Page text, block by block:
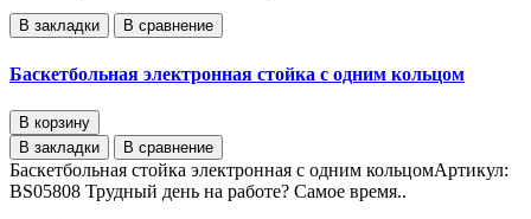
В закладки В сравнение
Баскетбольная электронная стойка с одним кольцом
В корзину
В закладки
В сравнение
Баскетбольная стойка электронная с одним кольцомАртикул:
BS05808 Трудный день на работе? Самое время..